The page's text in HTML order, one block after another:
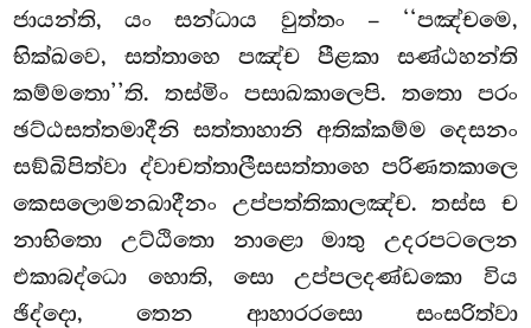
ජායන්ති, යං සන්ධාය වුත්තං – ‘‘පඤ්චමෙ,
භික්ඛවෙ, සත්තාහෙ පඤ්ච පීළකා සණ්ඨහන්ති
කම්මතො’’ති. තස්මිං පසාඛකාලෙපි. තතො පරං
ඡට්ඨසත්තමාදීනි සත්තාහානි අතික්කම්ම දෙසනං
සඞ්ඛිපිත්වා ද්වාචත්තාලීසසත්තාහෙ පරිණතකාලෙ
කෙසලොමනඛාදීනං උප්පත්තිකාලඤ්ච. තස්ස ච
නාභිතො උට්ඨිතො නාළො මාතු උදරපටලෙන
එකාබද්ධො හොති, සො උප්පලදණ්ඩකො විය
ඡිද්දො, තෙන ආහාරරසො සංසරිත්වා